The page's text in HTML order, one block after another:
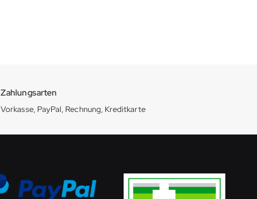
Zahlungsarten
Vorkasse, PayPal, Rechnung, Kreditkarte